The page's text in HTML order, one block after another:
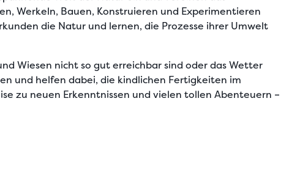
Werkeln, Bauen, Konstruieren und Experimentieren
die Natur und lernen, die Prozesse ihrer Umwelt
Wiesen nicht so gut erreichbar sind oder das Wetter
und helfen dabei, die kindlichen Fertigkeiten im
zu neuen Erkenntnissen und vielen tollen Abenteuern –